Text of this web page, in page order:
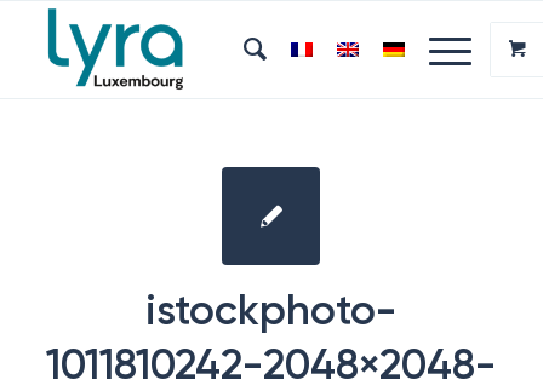
istockphoto-
1011810242-2048×2048-